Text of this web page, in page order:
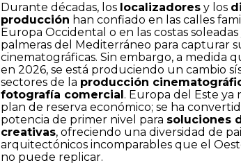
Durante décadas, los localizadoresy los
producción han confiado en las calles
Europa Occidental o en las costas
palmeras del Mediterráneo para capturar
cinematográficas. Sin embargo, a medida
en 2026, se está produciendo un cambio
sectores de la producción
fotografía comercial. Europa del Este ya
plan de reserva económico; se ha
potencia de primer nivel para soluciones
creativas, ofreciendo una diversidad de
arquitectónicos incomparables que el
no puede replicar.